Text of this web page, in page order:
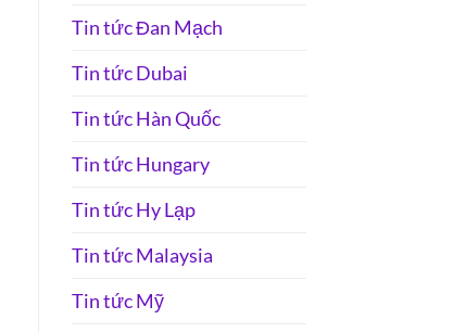
Tin tức Đan Mạch
Tin tức Dubai
Tin tức Hàn Quốc
Tin tức Hungary
Tin tức Hy Lạp
Tin tức Malaysia
Tin tức Mỹ